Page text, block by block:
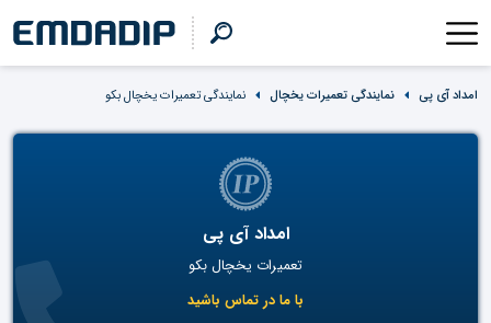
امداد آی پی نمایندگی تعمیرات یخچال نمایندگی تعمیرات یخچال بکو
امداد آی پی
تعمیرات یخچال بکو
با ما در تماس باشید